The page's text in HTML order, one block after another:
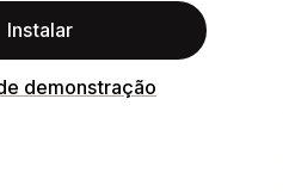
Instalar
demonstração